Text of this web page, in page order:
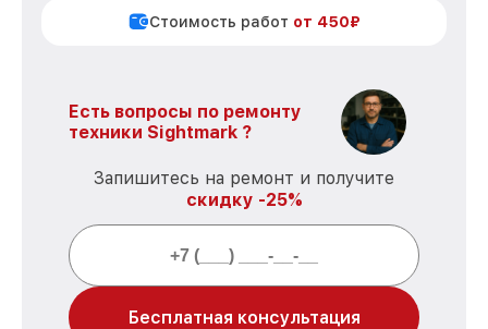
Стоимость работ от 450₽
Есть вопросы по ремонту
техники Sightmark ?
Запишитесь на ремонт и получите
скидку -25%
Бесплатная консультация